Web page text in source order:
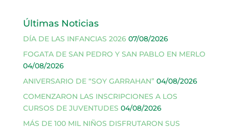
Últimas Noticias
DÍA DE LAS INFANCIAS 2026 07/08/2026
FOGATA DE SAN PEDRO Y SAN PABLO EN MERLO
04/08/2026
ANIVERSARIO DE “SOY GARRAHAN” 04/08/2026
COMENZARON LAS INSCRIPCIONES A LOS
CURSOS DE JUVENTUDES 04/08/2026
MÁS DE 100 MIL NIÑOS DISFRUTARON SUS